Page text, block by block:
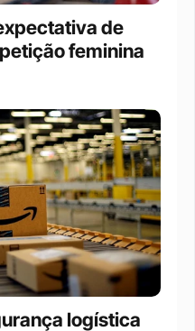
de
feminina
logística